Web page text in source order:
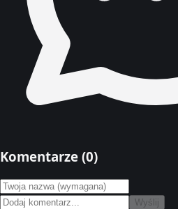
Komentarze (0)
Wyślij